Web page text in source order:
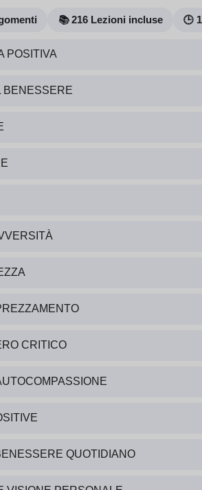
📚 216 Lezioni incluse 🕒
POSITIVA
BENESSERE
CRITICO
QUOTIDIANO